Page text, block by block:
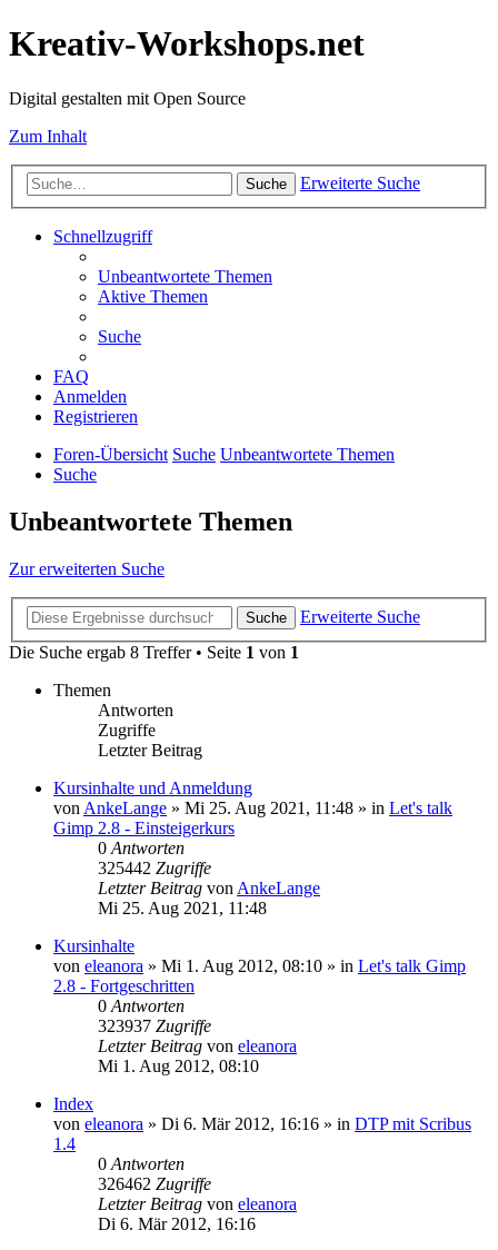
Kreativ-Workshops.net
Digital gestalten mit Open Source
Zum Inhalt
Suche Erweiterte Suche
Schnellzugriff
Unbeantwortete Themen
Aktive Themen
Suche
FAQ
Anmelden
Registrieren
Foren-Übersicht Suche Unbeantwortete Themen
Suche
Unbeantwortete Themen
Zur erweiterten Suche
Suche
Erweiterte Suche
Die Suche ergab 8 Treffer • Seite 1 von 1
Themen
Antworten
Zugriffe
Letzter Beitrag
Kursinhalte und Anmeldung
von AnkeLange » Mi 25. Aug 2021, 11:48 » in Let's talk
Gimp 2.8 - Einsteigerkurs
0 Antworten
325442 Zugriffe
Letzter Beitrag von AnkeLange
Mi 25. Aug 2021, 11:48
Kursinhalte
von eleanora » Mi 1. Aug 2012, 08:10 » in Let's talk Gimp
2.8 - Fortgeschritten
0 Antworten
323937 Zugriffe
Letzter Beitrag von eleanora
Mi 1. Aug 2012, 08:10
Index
von eleanora » Di 6. Mär 2012, 16:16 » in DTP mit Scribus
1.4
0 Antworten
326462 Zugriffe
Letzter Beitrag von eleanora
Di 6. Mär 2012, 16:16